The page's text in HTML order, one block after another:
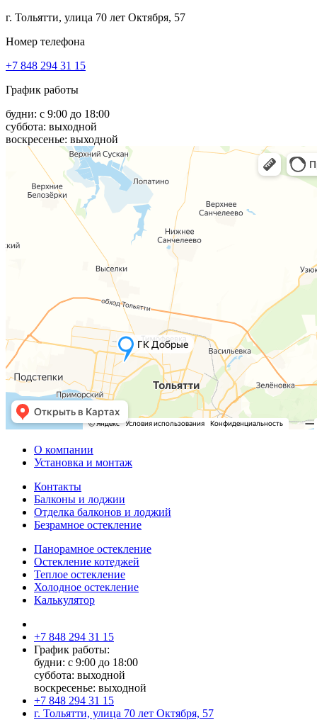
г. Тольятти, улица 70 лет Октября, 57
Номер телефона
+7 848 294 31 15
График работы
будни: с 9:00 до 18:00
суббота: выходной
воскресенье: выходной
О компании
Установка и монтаж
Контакты
Балконы и лоджии
Отделка балконов и лоджий
Безрамное остекление
Панорамное остекление
Остекление котеджей
Теплое остекление
Холодное остекление
Калькулятор
+7 848 294 31 15
График работы:
будни: с 9:00 до 18:00
суббота: выходной
воскресенье: выходной
+7 848 294 31 15
г. Тольятти, улица 70 лет Октября, 57